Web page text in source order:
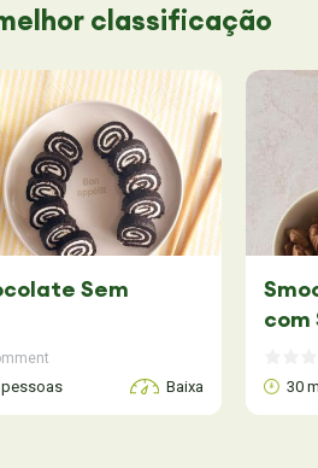
classificação
Sem
pessoas Baixa
com
30